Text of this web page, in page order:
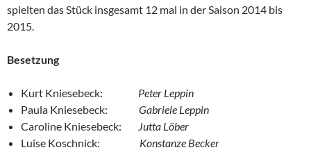
spielten das Stück insgesamt 12 mal in der Saison 2014 bis
2015.
Besetzung
Kurt Kniesebeck: Peter Leppin
Paula Kniesebeck: Gabriele Leppin
Caroline Kniesebeck: Jutta Löber
Luise Koschnick: Konstanze Becker